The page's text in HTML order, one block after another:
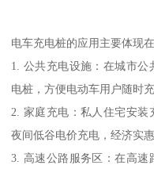
电车充电桩的应用主要体现
1. 公共充电设施：在城市
电桩，方便电动车用户随时
2. 家庭充电：私人住宅安
夜间低谷电价充电，经济实惠
3. 高速公路服务区：在高